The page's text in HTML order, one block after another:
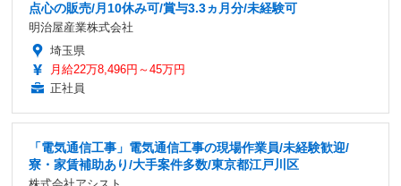
点心の販売/月10休み可/賞与3.3ヵ月分/未経験可
明治屋産業株式会社
埼玉県
月給22万8,496円～45万円
正社員
「電気通信工事」電気通信工事の現場作業員/未経験歓迎/
寮・家賃補助あり/大手案件多数/東京都江戸川区